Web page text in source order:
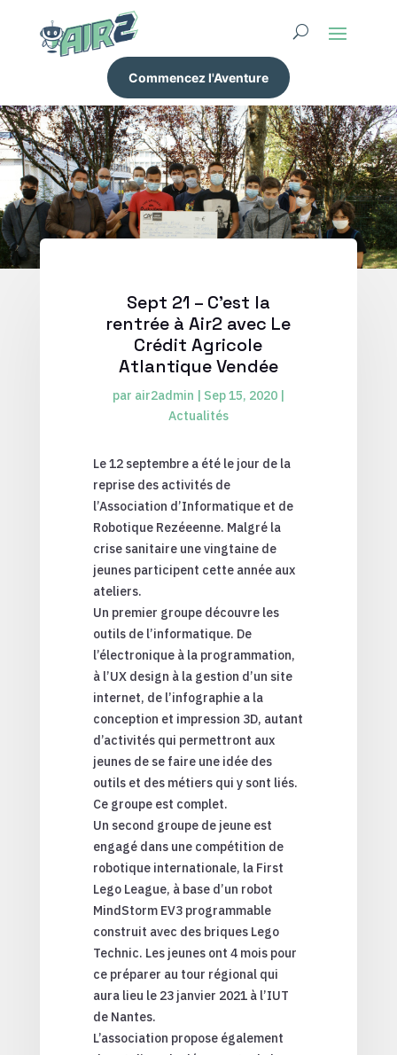
Commencez l'Aventure
Sept 21 – C’est la
rentrée à Air2 avec Le
Crédit Agricole
Atlantique Vendée
par air2admin | Sep 15, 2020|
Actualités
Le 12 septembre a été le jour de la
reprise des activités de
l’Association d’Informatique et de
Robotique Rezéeenne. Malgré la
crise sanitaire une vingtaine de
jeunes participent cette année aux
ateliers.
Un premier groupe découvre les
outils de l’informatique. De
l’électronique à la programmation,
à l’UX design à la gestion d’un site
internet, de l’infographie a la
conception et impression 3D, autant
d’activités qui permettront aux
jeunes de se faire une idée des
outils et des métiers qui y sont liés.
Ce groupe est complet.
Un second groupe de jeune est
engagé dans une compétition de
robotique internationale, la First
Lego League, à base d’un robot
MindStorm EV3 programmable
construit avec des briques Lego
Technic. Les jeunes ont 4 mois pour
ce préparer au tour régional qui
aura lieu le 23 janvier 2021 à l’IUT
de Nantes.
L’association propose également